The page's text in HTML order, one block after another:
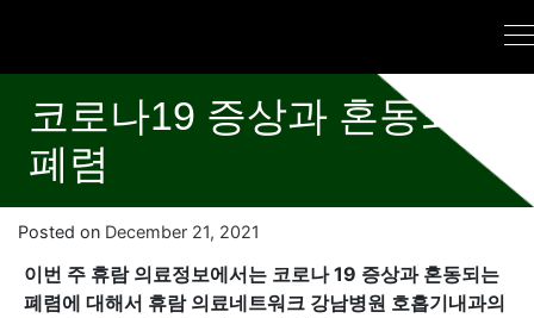
코로나19 증상과 혼동되는
폐렴
Posted on December 21, 2021
이번 주 휴람 의료정보에서는 코로나 19 증상과 혼동되는
폐렴에 대해서 휴람 의료네트워크 강남병원 호흡기내과의